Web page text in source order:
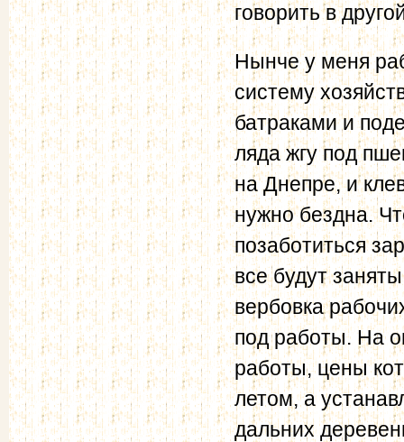
говорить в
Нынче у меня
систему
батраками и
ляда жгу под
на Днепре, и
нужно бездна.
позаботиться
все будут
вербовка
под работы. На
работы, цены
летом, а
дальних